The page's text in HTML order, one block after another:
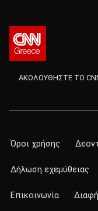
ΑΚΟΛΟΥΘΗΣΤΕ ΤΟ
Όροι χρήσης
Δήλωση εχεμύθειας
Επικοινωνία